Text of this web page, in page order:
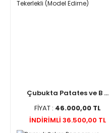
Çubukta Patates ve B ...
FİYAT : 46.000,00 TL
İNDİRİMLİ 36.500,00 TL